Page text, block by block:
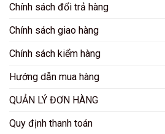
Chính sách đổi trả hàng
Chính sách giao hàng
Chính sách kiểm hàng
Hướng dẫn mua hàng
QUẢN LÝ ĐƠN HÀNG
Quy định thanh toán